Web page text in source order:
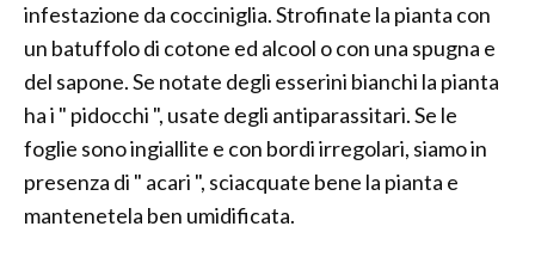
infestazione da cocciniglia. Strofinate la pianta con
un batuffolo di cotone ed alcool o con una spugna e
del sapone. Se notate degli esserini bianchi la pianta
ha i " pidocchi ", usate degli antiparassitari. Se le
foglie sono ingiallite e con bordi irregolari, siamo in
presenza di " acari ", sciacquate bene la pianta e
mantenetela ben umidificata.